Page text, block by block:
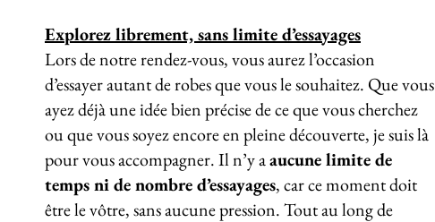
Explorez librement, sans limite d’essayages
Lors de notre rendez-vous, vous aurez l’occasion
d’essayer autant de robes que vous le souhaitez. Que vous
ayez déjà une idée bien précise de ce que vous cherchez
ou que vous soyez encore en pleine découverte, je suis là
pour vous accompagner. Il n’y aaucune limite de
temps ni de nombre d’essayages, car ce moment doit
être le vôtre, sans aucune pression. Tout au long de